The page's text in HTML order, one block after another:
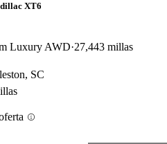
XT6
Luxury AWD 27,443 millas
SC